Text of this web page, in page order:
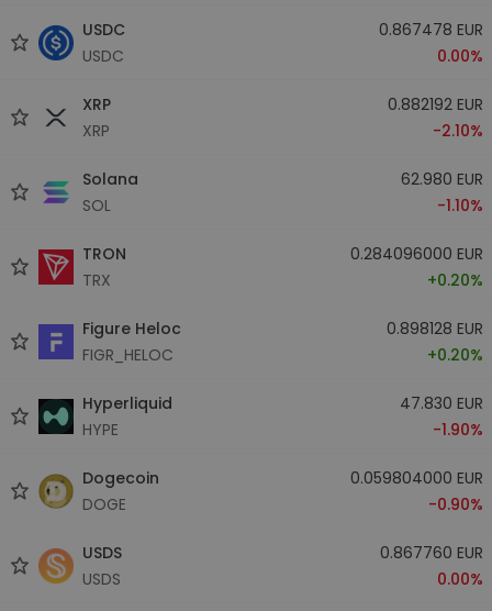
USDC
USDC
0.867478 EUR
0.00%
XRP
XRP
0.882192 EUR
-2.10%
Solana
SOL
62.980 EUR
-1.10%
TRON
TRX
0.284096000 EUR
+0.20%
Figure Heloc
FIGR_HELOC
0.898128 EUR
+0.20%
Hyperliquid
HYPE
47.830 EUR
-1.90%
Dogecoin
DOGE
0.059804000 EUR
-0.90%
USDS
USDS
0.867760 EUR
0.00%